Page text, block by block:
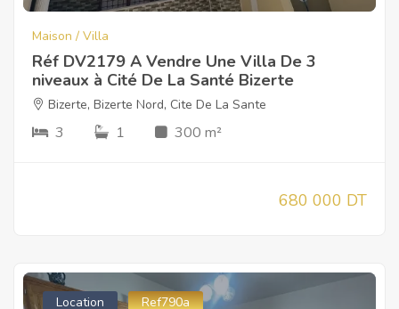
Maison / Villa
Réf DV2179 A Vendre Une Villa De 3
niveaux à Cité De La Santé Bizerte
Bizerte, Bizerte Nord, Cite De La Sante
3 1 300 m²
680 000 DT
Location Ref790a